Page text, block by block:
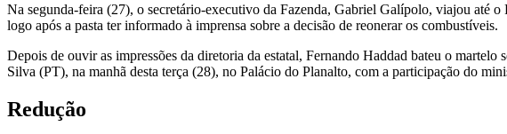
Na segunda-feira (27), o secretário-executivo da Fazenda, Gabriel Galípolo, viajou até o
logo após a pasta ter informado à imprensa sobre a decisão de reonerar os combustíveis.
Depois de ouvir as impressões da diretoria da estatal, Fernando Haddad bateu o
Silva (PT), na manhã desta terça (28), no Palácio do Planalto, com a participação do
Redução